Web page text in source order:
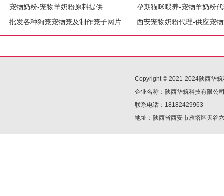
宠物奶粉-宠物羊奶粉原料提供
批发各种狗笼宠物笼及制作笼子网片
Copyright © 2021-2024陕西华
企业名称：陕西华筑科技有限公
联系电话：18182429963
地址：陕西省西安市雁塔区天谷